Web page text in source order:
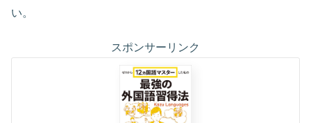
い。
スポンサーリンク